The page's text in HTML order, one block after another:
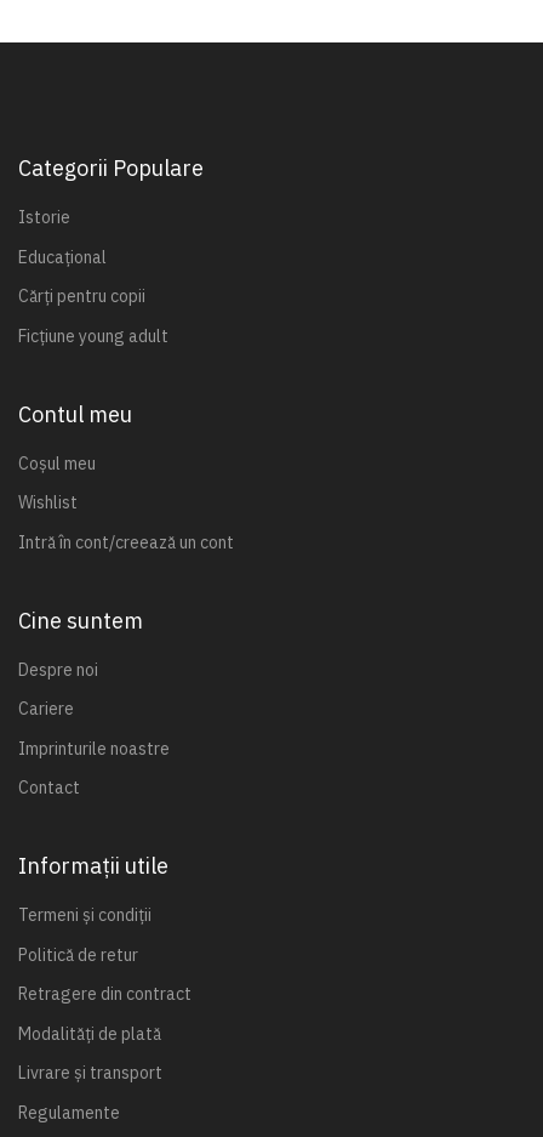
Categorii Populare
Istorie
Educațional
Cărți pentru copii
Ficțiune young adult
Contul meu
Coșul meu
Wishlist
Intră în cont/creează un cont
Cine suntem
Despre noi
Cariere
Imprinturile noastre
Contact
Informații utile
Termeni și condiții
Politică de retur
Retragere din contract
Modalități de plată
Livrare și transport
Regulamente